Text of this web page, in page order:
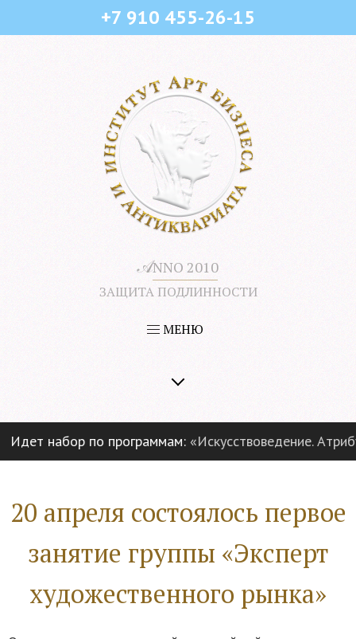
+7 910 455-26-15
𝒜NNO 2010
ЗАЩИТА ПОДЛИННОСТИ
МЕНЮ
набор по программам:«Искусствоведение.
20 апреля состоялось первое
занятие группы «Эксперт
художественного рынка»